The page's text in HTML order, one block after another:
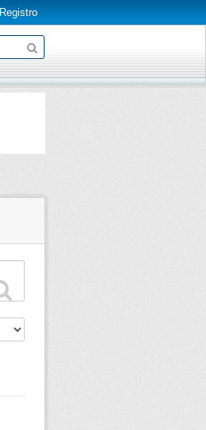
Registro